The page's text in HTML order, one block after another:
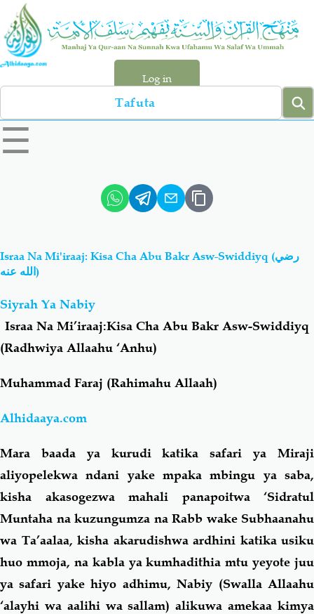
Skip
main
content
Log in
Search
left
sidebar
☰
Hadiyth
Aqiydah
Shirki & Kufru
Salaf Wa Ummah
Duaa-Adhkaar
Akhlaaq-Aadaab Raqaaiq
Familia-Jamii Maswali-Majibu
Chemsha Bongo Vitabu
Mapishi
Israa Na Mi'iraaj: Kisa Cha Abu Bakr Asw-Swiddiyq (رضي
الله عنه)
Siyrah Ya Nabiy
Israa Na Mi’iraaj:Kisa Cha Abu Bakr Asw-Swiddiyq
(Radhwiya Allaahu ‘Anhu)
Muhammad Faraj (Rahimahu Allaah)
Alhidaaya.com
Mara baada ya kurudi katika safari ya Miraji
aliyopelekwa ndani yake mpaka mbingu ya saba,
kisha akasogezwa mahali panapoitwa ‘Sidratul
Muntaha na kuzungumza na Rabb wake Subhaanahu
wa Ta’aalaa, kisha akarudishwa ardhini katika usiku
huo mmoja, na kabla ya kumhadithia mtu yeyote juu
ya safari yake hiyo adhimu, Nabiy (Swalla Allaahu
‘alayhi wa aalihi wa sallam) alikuwa amekaa kimya